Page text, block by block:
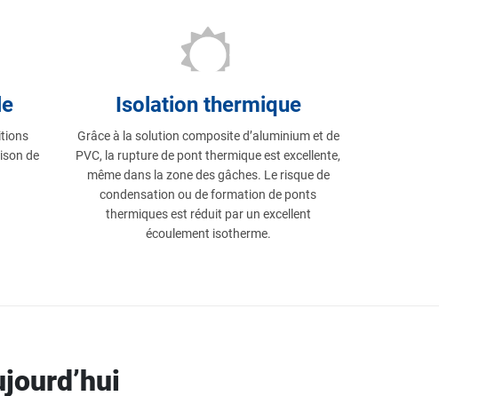
de
Isolation thermique
Grâce à la solution composite d’aluminium et de
PVC, la rupture de pont thermique est excellente,
même dans la zone des gâches. Le risque de
condensation ou de formation de ponts
thermiques est réduit par un excellent
écoulement isotherme.